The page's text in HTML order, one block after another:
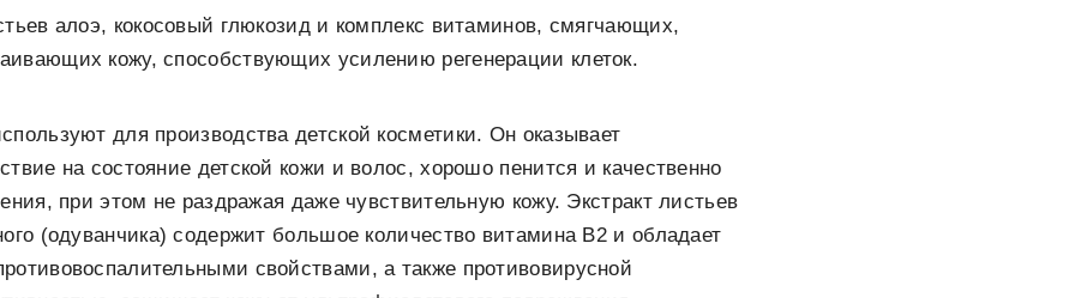
алоэ, кокосовый глюкозид и комплекс витаминов, смягчающих,
кожу, способствующих усилению регенерации клеток.
для производства детской косметики. Он оказывает
на состояние детской кожи и волос, хорошо пенится и качественно
при этом не раздражая даже чувствительную кожу. Экстракт листьев
(одуванчика) содержит большое количество витамина В2 и обладает
свойствами, а также противовирусной